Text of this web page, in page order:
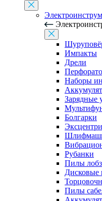
Импакты
Дрели
Наборы
Зарядные
Болгарки
Рубанки
Пилы
Дисковые
Пилы